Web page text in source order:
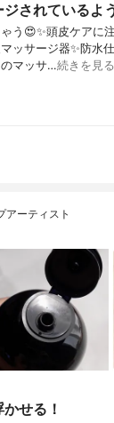
されているよ
う😍✨頭皮ケアに
ッサージ器✨防水
マッサ…続きを見る
アーティスト
せる！